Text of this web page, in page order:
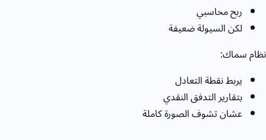
ربح محاسبي
لكن السيولة ضعيفة
نظام سماك:
يربط نقطة التعادل
بتقارير التدفق النقدي
عشان تشوف الصورة كاملة